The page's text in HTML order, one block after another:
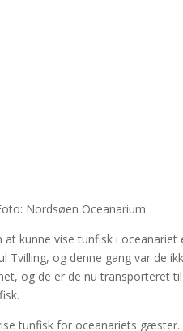
Nordsøen Oceanarium
kunne vise tunfisk i oceanariet
Tvilling, og denne gang var de
og de er de nu transporteret til
tunfisk for oceanariets gæster.